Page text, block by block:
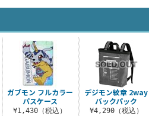
デジモン紋章 2way
バックパック
¥4,290（税込）
ガブモン フルカラー
パスケース
¥1,430（税込）